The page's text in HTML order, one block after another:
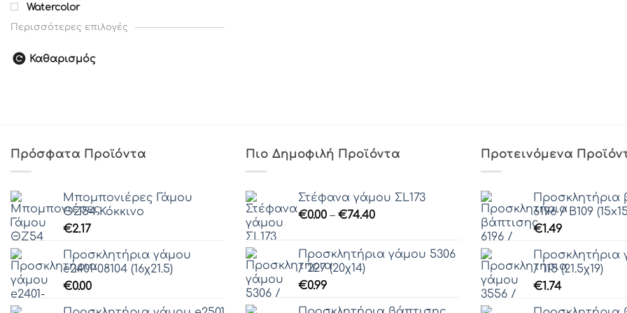
Watercolor
Περισσότερες επιλογές
Καθαρισμός
Πρόσφατα Προϊόντα
Μπομπονιέρες Γάμου
ΘZ54 Κόκκινο
€2.17
Προσκλητήρια γάμου
e2401-08104 (16χ21.5)
€0.00
Πιο Δημοφιλή Προϊόντα
Στέφανα γάμου ΣL173
€0.00 – €74.40Price
through
Προσκλητήρια γάμου 5306
/ 227 (20χ14)
€0.99
Προτεινόμενα
Προσκλητήρια
6196 / Β109
€1.49
Προσκλητήρια
/ 115 (21.5χ19)
€1.74